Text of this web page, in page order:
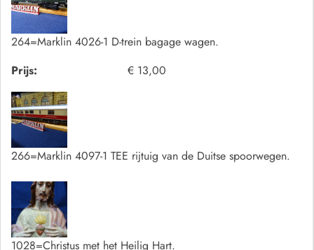
264=Marklin 4026-1 D-trein bagage wagen.
Prijs:
€ 13,00
266=Marklin 4097-1 TEE rijtuig van de Duitse spoorwegen.
1028=Christus met het Heilig Hart.